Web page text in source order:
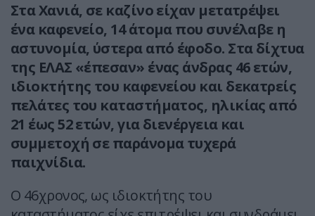
Στα Χανιά, σε καζίνο είχαν μετατρέψει
ένα καφενείο, 14 άτομα που συνέλαβε η
αστυνομία, ύστερα από έφοδο. Στα δίχτυα
της ΕΛΑΣ «έπεσαν» ένας άνδρας 46 ετών,
ιδιοκτήτης του καφενείου και δεκατρείς
πελάτες του καταστήματος, ηλικίας από
21 έως 52 ετών, για διενέργεια και
συμμετοχή σε παράνομα τυχερά
παιχνίδια.
Ο 46χρονος, ως ιδιοκτήτης του